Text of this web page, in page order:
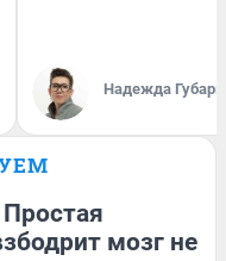
Надежда Губарь
мозг не